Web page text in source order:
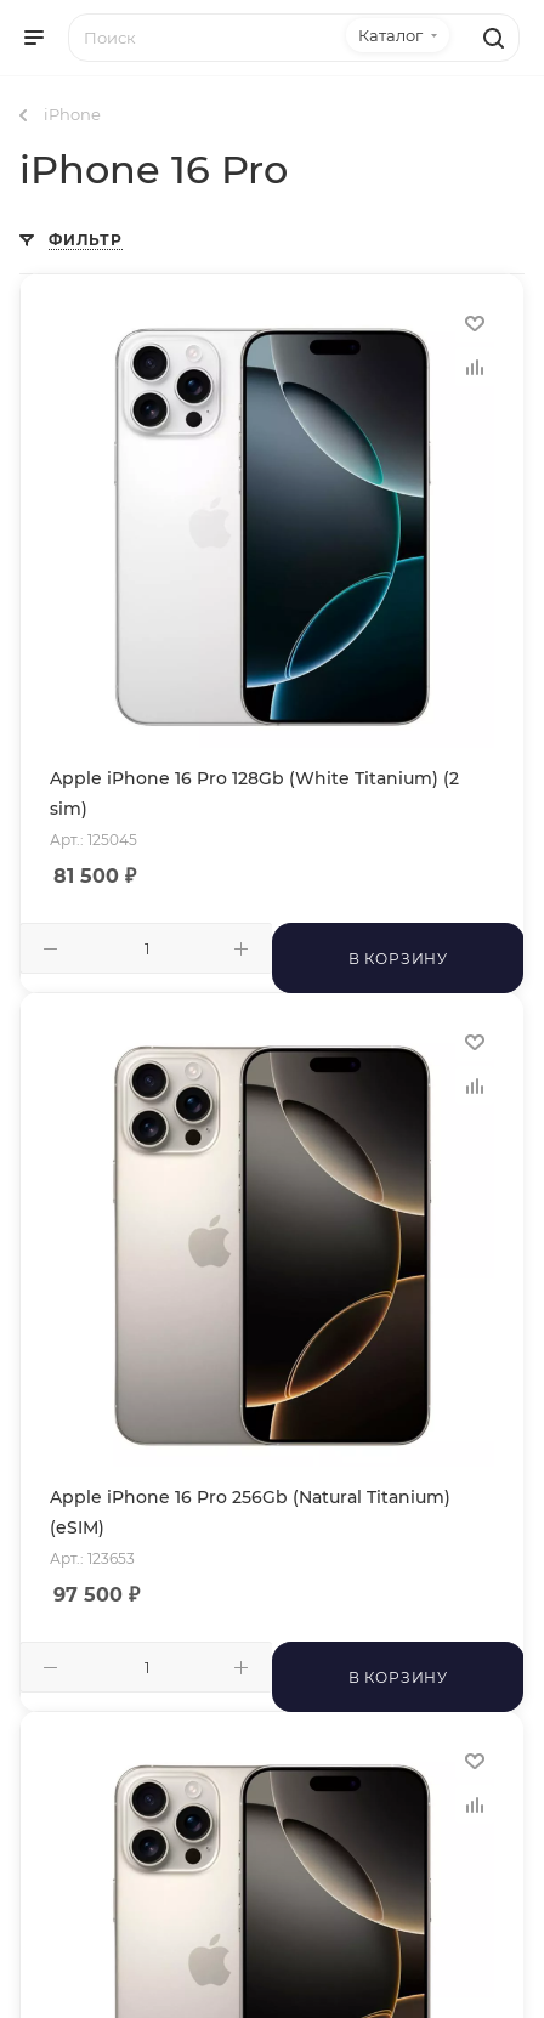
Каталог
iPhone
iPhone 16 Pro
ФИЛЬТР
Apple iPhone 16 Pro 128Gb (White Titanium) (2
sim)
Арт.: 125045
81 500 ₽
В КОРЗИНУ
Apple iPhone 16 Pro 256Gb (Natural Titanium)
(eSIM)
Арт.: 123653
97 500 ₽
В КОРЗИНУ